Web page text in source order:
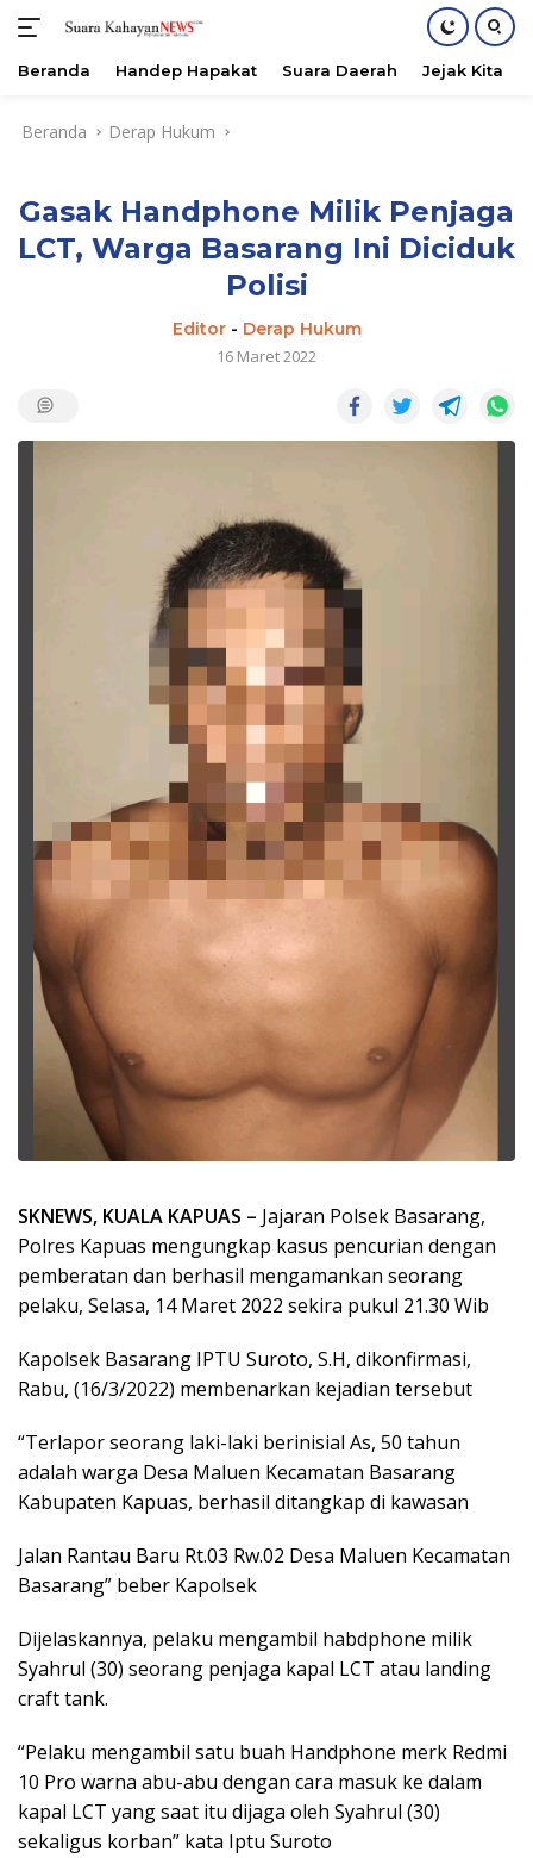
Beranda Handep Hapakat Suara Daerah Jejak Kita
Beranda Derap Hukum
Gasak Handphone Milik Penjaga
LCT, Warga Basarang Ini Diciduk
Polisi
Editor- Derap Hukum
16 Maret 2022
SKNEWS, KUALA KAPUAS – Jajaran Polsek Basarang,
Polres Kapuas mengungkap kasus pencurian dengan
pemberatan dan berhasil mengamankan seorang
pelaku, Selasa, 14 Maret 2022 sekira pukul 21.30 Wib
Kapolsek Basarang IPTU Suroto, S.H, dikonfirmasi,
Rabu, (16/3/2022) membenarkan kejadian tersebut
“Terlapor seorang laki-laki berinisial As, 50 tahun
adalah warga Desa Maluen Kecamatan Basarang
Kabupaten Kapuas, berhasil ditangkap di kawasan
Jalan Rantau Baru Rt.03 Rw.02 Desa Maluen Kecamatan
Basarang” beber Kapolsek
Dijelaskannya, pelaku mengambil habdphone milik
Syahrul (30) seorang penjaga kapal LCT atau landing
craft tank.
“Pelaku mengambil satu buah Handphone merk Redmi
10 Pro warna abu-abu dengan cara masuk ke dalam
kapal LCT yang saat itu dijaga oleh Syahrul (30)
sekaligus korban” kata Iptu Suroto